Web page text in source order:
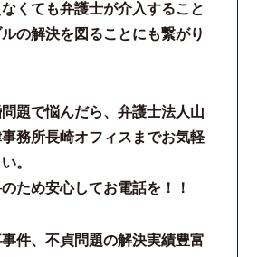
くても弁護士が介入すること
の解決を図ることにも繋がり
題で悩んだら、弁護士法人山
務所長崎オフィスまでお気軽
。
ため安心してお電話を！！
件、不貞問題の解決実績豊富